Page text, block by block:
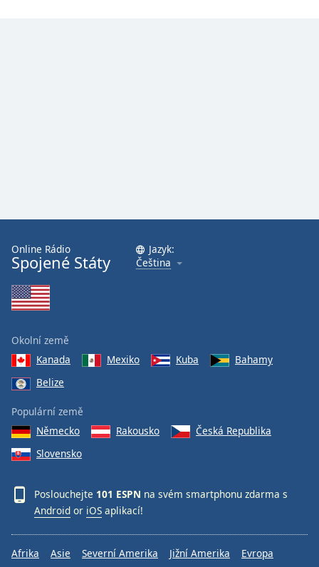
Font
Family
Done
Close
Dialog
dialog
window.
Online Rádio
Spojené Státy
Jazyk:
Čeština
Okolní země
Kanada
Mexiko Kuba
Bahamy
Belize
Populární země
Německo
Rakousko
Česká Republika
Slovensko
Poslouchejte 101 ESPN na svém smartphonu zdarma s
Android or iOS aplikací!
Afrika Asie Severní Amerika Jižní Amerika
Evropa